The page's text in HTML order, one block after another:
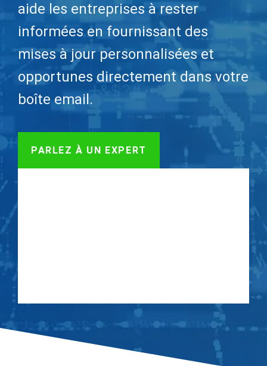
aide les entreprises à rester
informées en fournissant des
mises à jour personnalisées et
opportunes directement dans votre
boîte email.
PARLEZ À UN EXPERT